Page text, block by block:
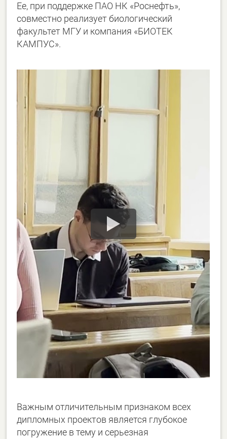
Ее, при поддержке ПАО НК «Роснефть»,
совместно реализует биологический
факультет МГУ и компания «БИОТЕК
КАМПУС».
Важным отличительным признаком всех
дипломных проектов является глубокое
погружение в тему и серьезная